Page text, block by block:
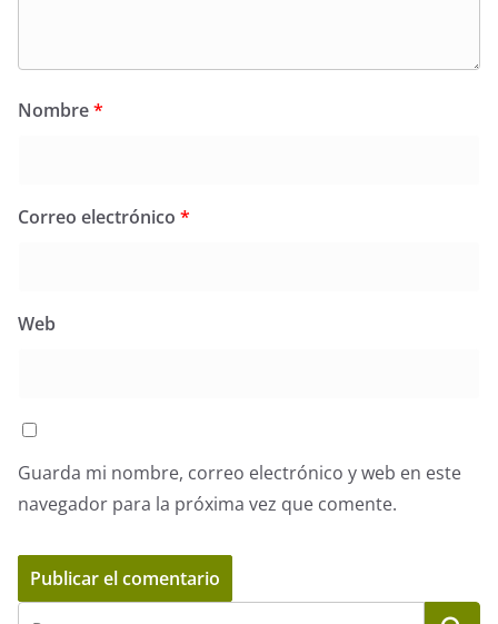
Nombre*
Correo electrónico *
Web
Guarda mi nombre, correo electrónico y web en este
navegador para la próxima vez que comente.